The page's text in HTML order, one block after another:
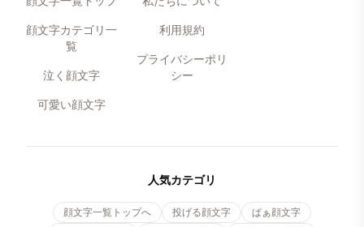
顔文字カテゴリ一
覧
泣く顔文字
可愛い顔文字
利用規約
プライバシーポリ
シー
人気カテゴリ
顔文字一覧トップへ 投げる顔文字
ぱぁ顔文字